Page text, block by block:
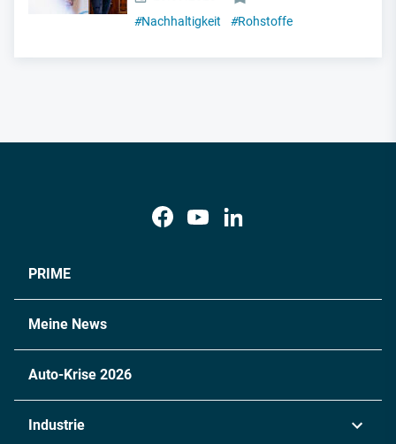
#Nachhaltigkeit #Rohstoffe
PRIME
Meine News
Auto-Krise 2026
Industrie